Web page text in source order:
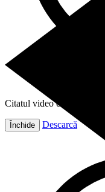
Citatul video este gata!
Închide Descarcă